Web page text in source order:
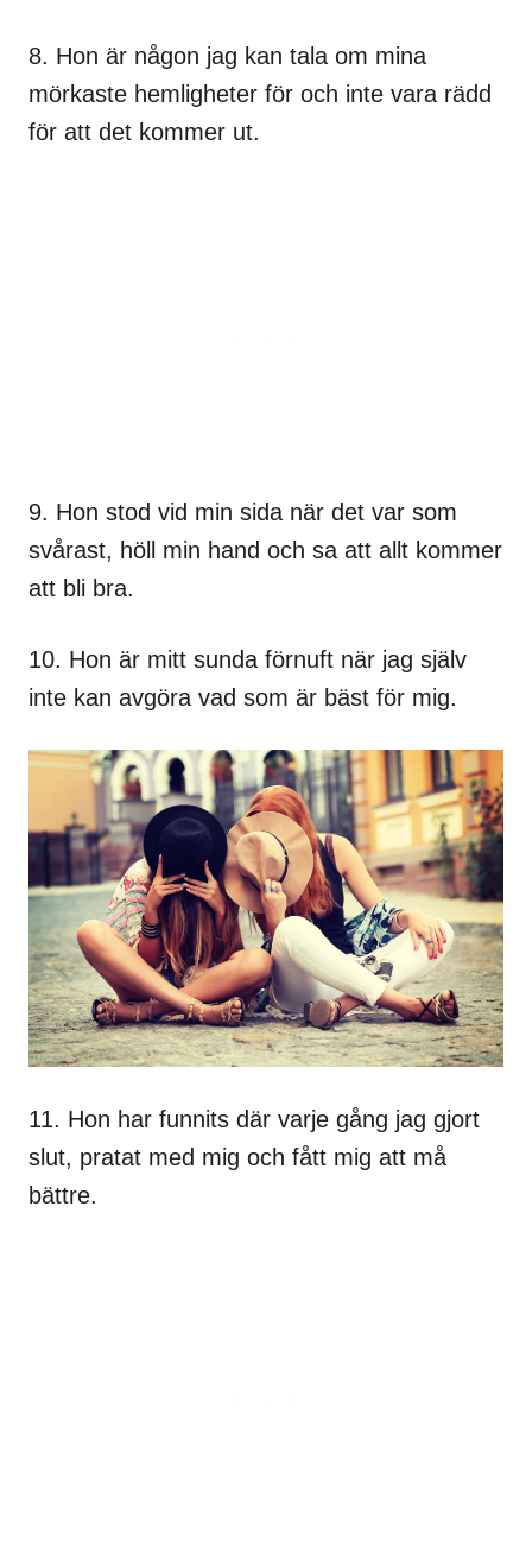
8. Hon är någon jag kan tala om mina
mörkaste hemligheter för och inte vara rädd
för att det kommer ut.
9. Hon stod vid min sida när det var som
svårast, höll min hand och sa att allt kommer
att bli bra.
10. Hon är mitt sunda förnuft när jag själv
inte kan avgöra vad som är bäst för mig.
11. Hon har funnits där varje gång jag gjort
slut, pratat med mig och fått mig att må
bättre.